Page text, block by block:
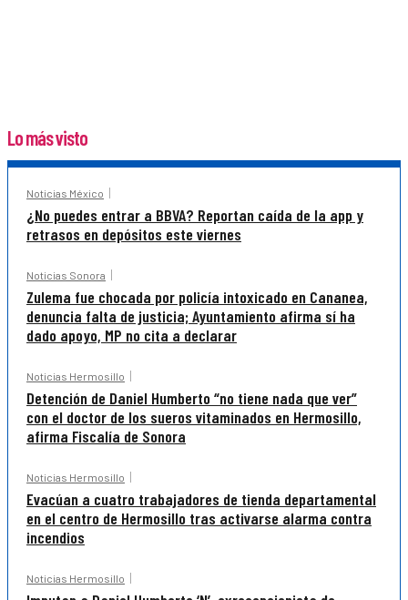
Lo más visto
Noticias México
¿No puedes entrar a BBVA? Reportan caída de la app y
retrasos en depósitos este viernes
Noticias Sonora
Zulema fue chocada por policía intoxicado en Cananea,
denuncia falta de justicia; Ayuntamiento afirma sí ha
dado apoyo, MP no cita a declarar
Noticias Hermosillo
Detención de Daniel Humberto “no tiene nada que ver”
con el doctor de los sueros vitaminados en Hermosillo,
afirma Fiscalía de Sonora
Noticias Hermosillo
Evacúan a cuatro trabajadores de tienda departamental
en el centro de Hermosillo tras activarse alarma contra
incendios
Noticias Hermosillo